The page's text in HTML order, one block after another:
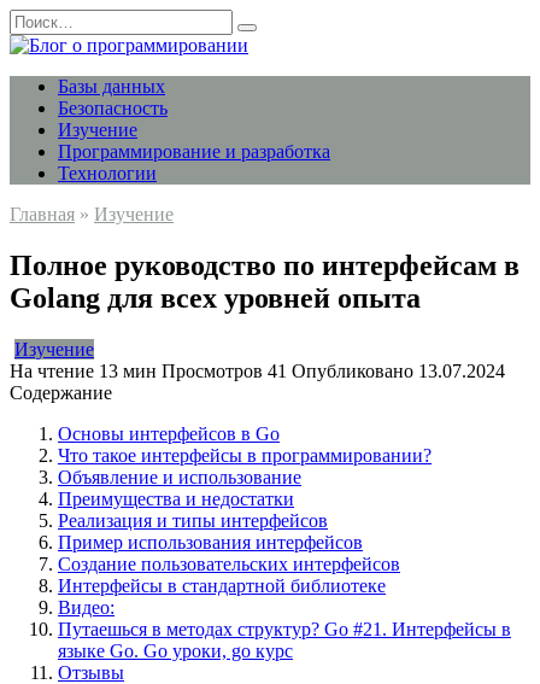
Перейти
к
содержанию
Search
for:
Базы данных
Безопасность
Изучение
Программирование и разработка
Технологии
Главная » Изучение
Полное руководство по интерфейсам в
Golang для всех уровней опыта
Изучение
На чтение 13 мин Просмотров 41 Опубликовано 13.07.2024
Содержание
Основы интерфейсов в Go
Что такое интерфейсы в программировании?
Объявление и использование
Преимущества и недостатки
Реализация и типы интерфейсов
Пример использования интерфейсов
Создание пользовательских интерфейсов
Интерфейсы в стандартной библиотеке
Видео:
Путаешься в методах структур? Go #21. Интерфейсы в
языке Go. Go уроки, go курс
Отзывы